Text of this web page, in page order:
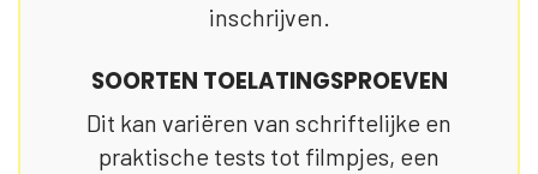
inschrijven.
SOORTEN TOELATINGSPROEVEN
Dit kan variëren van schriftelijke en
praktische tests tot filmpjes, een